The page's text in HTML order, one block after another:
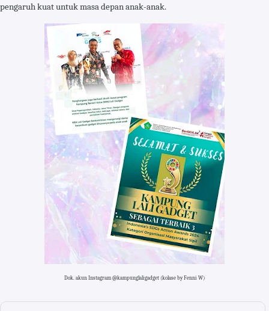
pengaruh kuat untuk masa depan anak-anak.
Dok. akun Instagram @kampunglaligadget (kolase by Fenni W)